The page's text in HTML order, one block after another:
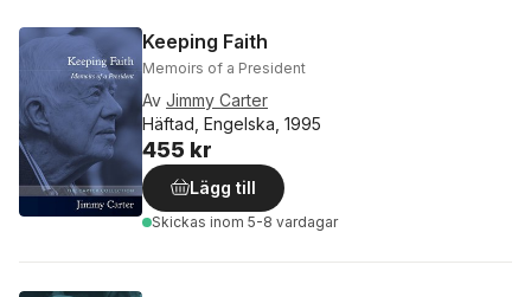
Keeping Faith
Memoirs of a President
Av Jimmy Carter
Häftad, Engelska, 1995
455 kr
Lägg till
Skickas inom 5-8 vardagar